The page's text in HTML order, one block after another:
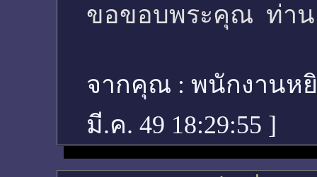
ขอขอบพระคุณ ท่า
จากคุณ : พนักงานห
มี.ค. 49 18:29:55 ]